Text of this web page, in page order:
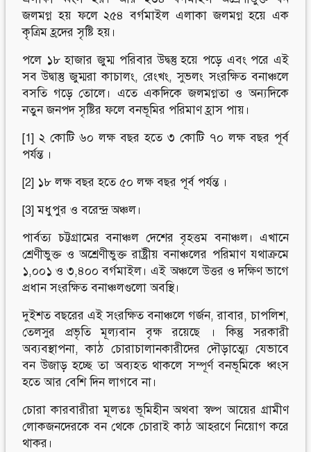
জলমগ্ন হয় ফলে ২৫৪ বর্গমাইল এলাকা জলমগ্ন হয়ে এক
কৃত্রিম হ্রদের সৃষ্টি হয়।
পলে ১৮ হাজার জুম্ম পরিবার উদ্বস্তু হয়ে পড়ে এবং পরে এই
সব উদ্বাস্তু জুম্মরা কাচালং, রেংখং, সুভলং সংরক্ষিত বনাঞ্চলে
বসতি গড়ে তোলে। এতে একদিকে জলমগ্নতা ও অন্যদিকে
নতুন জনপদ সৃষ্টির ফলে বনভূমির পরিমাণ হ্রাস পায়।
[1] ২ কোটি ৬০ লক্ষ বছর হতে ৩ কোটি ৭০ লক্ষ বছর পূর্ব
পর্যন্ত ।
[2] ১৮ লক্ষ বছর হতে ৫০ লক্ষ বছর পূর্ব পর্যন্ত ।
[3] মধুপুর ও বরেন্দ্র অঞ্চল।
পার্বত্য চট্টগ্রামের বনাঞ্চল দেশের বৃহত্তম বনাঞ্চল। এখানে
শ্রেণীভুক্ত ও অশ্রেণীভুক্ত রাষ্ট্রীয় বনাঞ্চলের পরিমাণ যথাক্রমে
১,০০১ ও ৩,৪০০ বর্গমাইল। এই অঞ্চলে উত্তর ও দক্ষিণ ভাগে
প্রধান সংরক্ষিত বনাঞ্চলগুলো অবস্থি।
দুইশত বছরের এই সংরক্ষিত বনাঞ্চলে গর্জন, রাবার, চাপলিশ,
তেলসুর প্রভৃতি মূল্যবান বৃক্ষ রয়েছে । কিন্তু সরকারী
অব্যবস্থাপনা, কাঠ চোরাচালানকারীদের দৌড়াত্ম্যে যেভাবে
বন উজাড় হচ্ছে তা অব্যহত থাকলে সম্পূর্ণ বনভূমিকে ধ্বংস
হতে আর বেশি দিন লাগবে না।
চোরা কারবারীরা মূলতঃ ভূমিহীন অথবা স্বল্প আয়ের গ্রামীণ
লোকজনদেরকে বন থেকে চোরাই কাঠ আহরণে নিয়োগ করে
থাকর।